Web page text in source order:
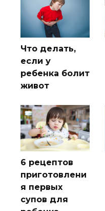
Что делать,
если у
ребенка болит
живот
6 рецептов
приготовлени
я первых
супов для